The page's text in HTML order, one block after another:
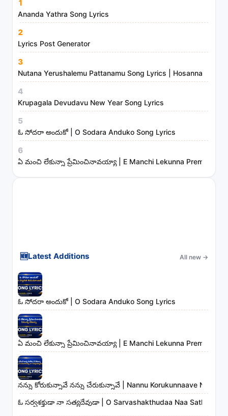
i
s
t
r
i
e
s
1
Ananda Yathra Song Lyrics
2
Lyrics Post Generator
3
Nutana Yerushalemu Pattanamu Song Lyrics | Hosanna
4
Krupagala Devudavu New Year Song Lyrics
5
ఓ సోదరా అందుకో | O Sodara Anduko Song Lyrics
6
ఏ మంచి లేకున్నా ప్రేమించినావయ్యా | E Manchi Lekunna
🆕Latest Additions All new →
ఓ సోదరా అందుకో | O Sodara Anduko Song Lyrics
ఏ మంచి లేకున్నా ప్రేమించినావయ్యా | E Manchi Lekunna
నన్ను కోరుకున్నావే నన్ను చేరుకున్నావే | Nannu Korukunnaave Nannu
ఓ సర్వశక్తుడా నా సత్యదేవుడా | O Sarvashakthudaa Naa